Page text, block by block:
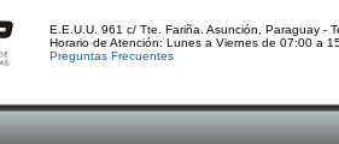
E.E.U.U. 961 c/ Tte. Fariña. Asunción, Paraguay -
Horario de Atención: Lunes a Viernes de 07:00 a
Preguntas Frecuentes